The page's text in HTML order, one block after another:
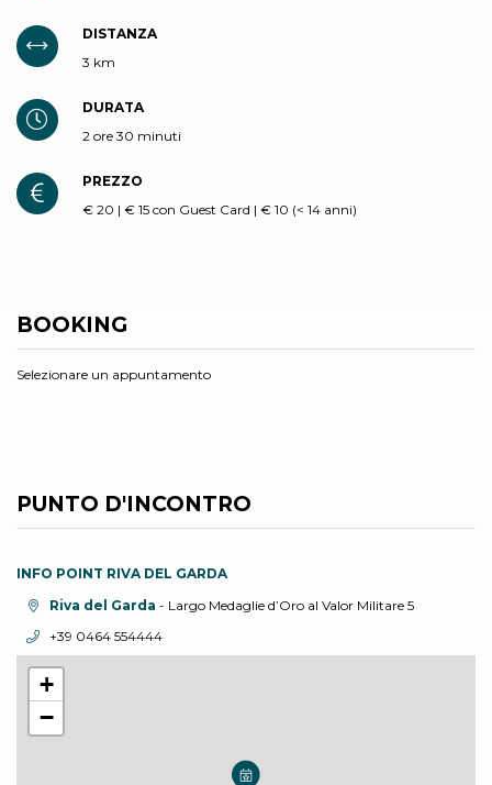
DISTANZA
3 km
DURATA
2 ore 30 minuti
PREZZO
€ 20 | € 15 con Guest Card | € 10 (< 14 anni)
BOOKING
Selezionare un appuntamento
PUNTO D'INCONTRO
+
−
INFO POINT RIVA DEL GARDA
Località:Riva del Garda - Largo Medaglie d’Oro al Valor Militare 5
Telefono:
+39 0464 554444